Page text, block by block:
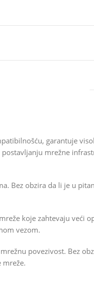
garantuje
mrežne
Bez obzira da li je u
koje zahtevaju veći
vezom.
povezivost. Bez
mreže.